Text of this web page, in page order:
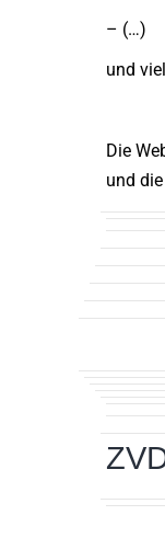
– (…)
und
Die
und